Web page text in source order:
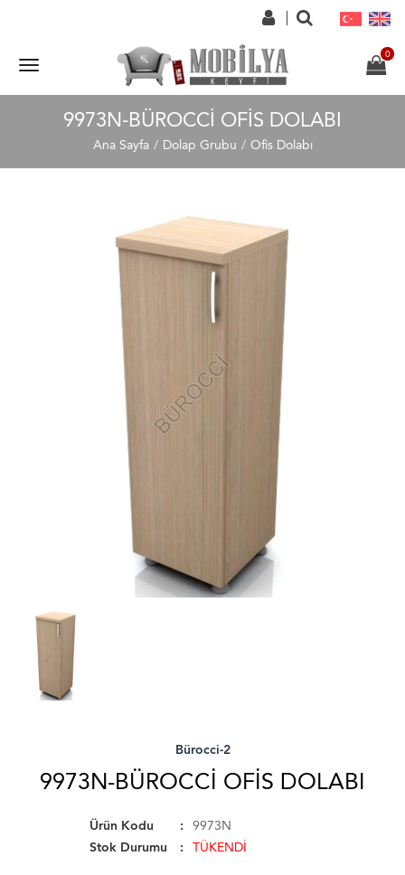
9973N-BÜROCCI OFIS DOLABI
Ana Sayfa Dolap Grubu Ofis Dolabı
Bürocci-2
9973N-BÜROCCI OFIS DOLABI
Ürün Kodu
9973N
Stok Durumu
TÜKENDİ